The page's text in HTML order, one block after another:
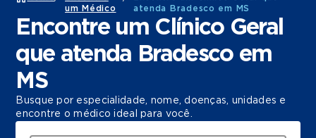
um Médico
atenda Bradesco em MS
Encontre um Clínico Geral
que atenda Bradesco em
MS
Busque por especialidade, nome, doenças, unidades e
encontre o médico ideal para você.